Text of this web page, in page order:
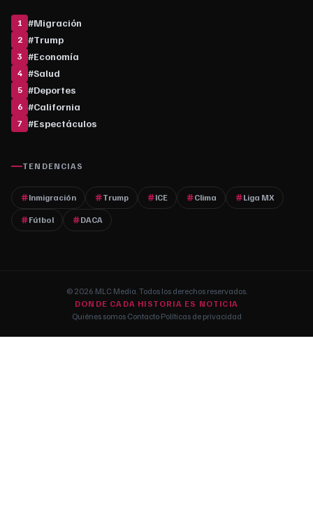
1 #Migración
2 #Trump
3 #Economía
4 #Salud
5 #Deportes
6 #California
7 #Espectáculos
TENDENCIAS
Inmigración Trump ICE Clima Liga MX
Fútbol DACA
© 2026 MLC Media. Todos los derechos reservados.
DONDE CADA HISTORIA ES NOTICIA
Quiénes somos·Contacto·Políticas de privacidad